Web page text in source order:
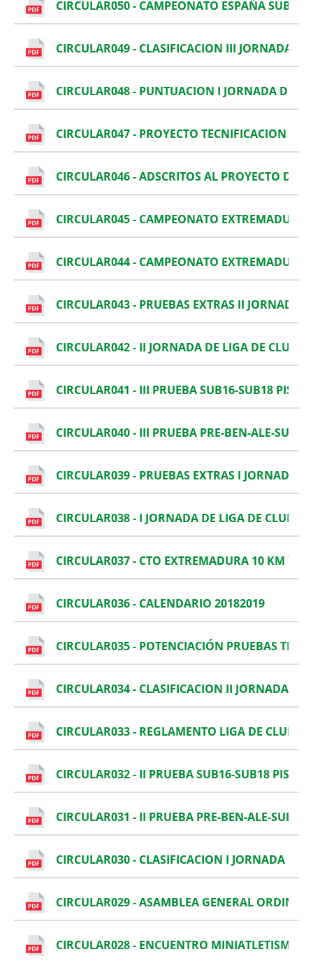
CIRCULAR050 - CAMPEONATO ESPAÑA SUB 14
CIRCULAR049 - CLASIFICACION III JORNADA
CIRCULAR048 - PUNTUACION I JORNADA DE
CIRCULAR047 - PROYECTO TECNIFICACION
CIRCULAR046 - ADSCRITOS AL PROYECTO DE
CIRCULAR045 - CAMPEONATO EXTREMADURA
CIRCULAR044 - CAMPEONATO EXTREMADURA
CIRCULAR043 - PRUEBAS EXTRAS II JORNADA
CIRCULAR042 - II JORNADA DE LIGA DE CLUBES
CIRCULAR041 - III PRUEBA SUB16-SUB18 PISTA
CIRCULAR040 - III PRUEBA PRE-BEN-ALE-SUB14
CIRCULAR039 - PRUEBAS EXTRAS I JORNADA
CIRCULAR038 - I JORNADA DE LIGA DE CLUBES
CIRCULAR037 - CTO EXTREMADURA 10 KM Y
CIRCULAR036 - CALENDARIO 20182019
CIRCULAR035 - POTENCIACIÓN PRUEBAS
CIRCULAR034 - CLASIFICACION II JORNADA
CIRCULAR033 - REGLAMENTO LIGA DE CLUBES
CIRCULAR032 - II PRUEBA SUB16-SUB18 PISTA
CIRCULAR031 - II PRUEBA PRE-BEN-ALE-SUB14
CIRCULAR030 - CLASIFICACION I JORNADA
CIRCULAR029 - ASAMBLEA GENERAL
CIRCULAR028 - ENCUENTRO MINIATLETISMO